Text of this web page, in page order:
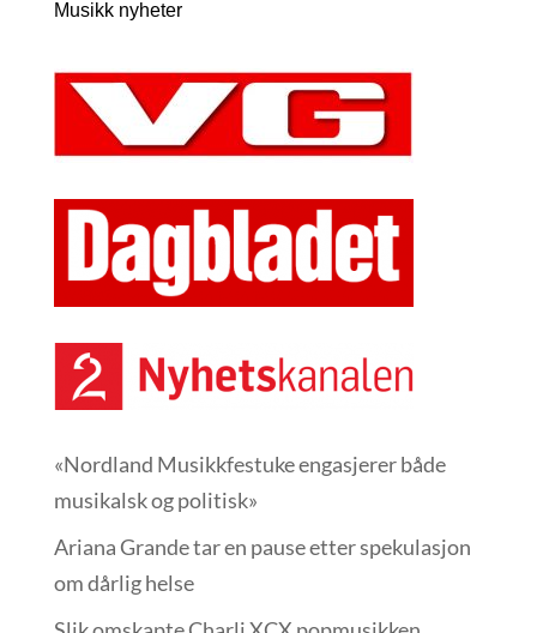
Musikk nyheter
«Nordland Musikkfest­uke engasjerer både
musikalsk og politisk»
Ariana Grande tar en pause etter spekulasjon
om dårlig helse